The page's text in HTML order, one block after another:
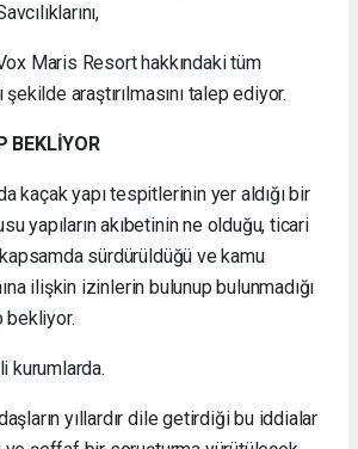
Maris Resort hakkındaki tüm
araştırılmasını talep ediyor.
BEKLİYOR
kaçak yapı tespitlerinin yer aldığı bir
yapıların akıbetinin ne olduğu, ticari
sürdürüldüğü ve kamu
ilişkin izinlerin bulunup bulunmadığı
bekliyor.
kurumlarda.
yıllardır dile getirdiği bu iddialar